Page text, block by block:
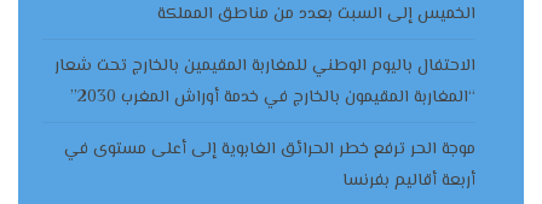
الخميس إلى السبت بعدد من مناطق المملكة
الاحتفال باليوم الوطني للمغاربة المقيمين بالخارج تحت شعار
“المغاربة المقيمون بالخارج في خدمة أوراش المغرب 2030”
موجة الحر ترفع خطر الحرائق الغابوية إلى أعلى مستوى في
أربعة أقاليم بفرنسا